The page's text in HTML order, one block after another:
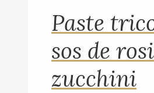
Paste
sos de
zucchini